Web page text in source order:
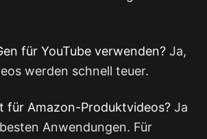
für YouTube verwenden?Ja,
werden schnell teuer.
für Amazon-Produktvideos?Ja
Anwendungen. Für